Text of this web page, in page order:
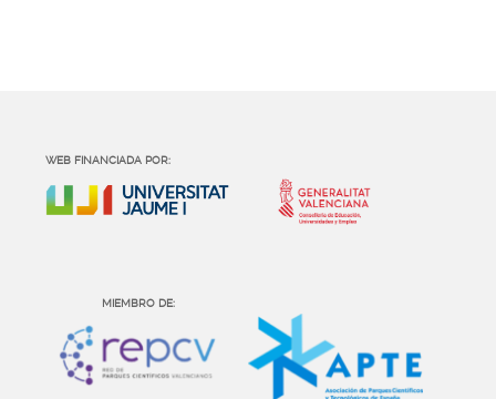
WEB FINANCIADA POR:
MIEMBRO DE: